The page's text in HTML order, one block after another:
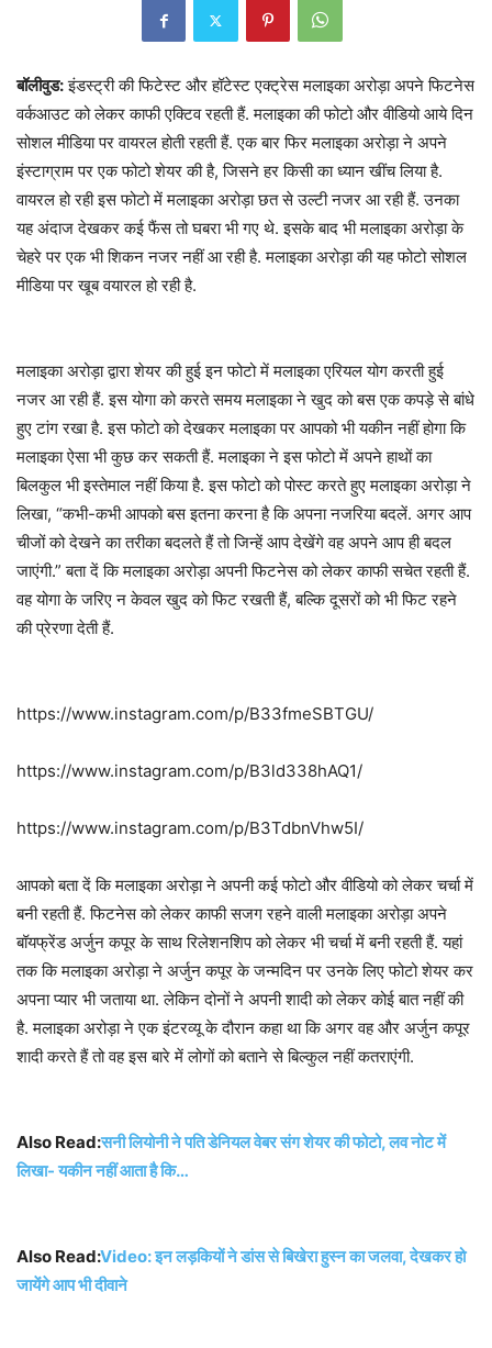
बॉलीवुड:इंडस्ट्री की फिटेस्ट और हॉटेस्ट एक्ट्रेस मलाइका अरोड़ा अपने फिटनेस
वर्कआउट को लेकर काफी एक्टिव रहती हैं. मलाइका की फोटो और वीडियो आये दिन
सोशल मीडिया पर वायरल होती रहती हैं. एक बार फिर मलाइका अरोड़ा ने अपने
इंस्टाग्राम पर एक फोटो शेयर की है, जिसने हर किसी का ध्यान खींच लिया है.
वायरल हो रही इस फोटो में मलाइका अरोड़ा छत से उल्टी नजर आ रही हैं. उनका
यह अंदाज देखकर कई फैंस तो घबरा भी गए थे. इसके बाद भी मलाइका अरोड़ा के
चेहरे पर एक भी शिकन नजर नहीं आ रही है. मलाइका अरोड़ा की यह फोटो सोशल
मीडिया पर खूब वयारल हो रही है.
मलाइका अरोड़ा द्वारा शेयर की हुई इन फोटो में मलाइका एरियल योग करती हुई
नजर आ रही हैं. इस योगा को करते समय मलाइका ने खुद को बस एक कपड़े से बांधे
हुए टांग रखा है. इस फोटो को देखकर मलाइका पर आपको भी यकीन नहीं होगा कि
मलाइका ऐसा भी कुछ कर सकती हैं. मलाइका ने इस फोटो में अपने हाथों का
बिलकुल भी इस्तेमाल नहीं किया है. इस फोटो को पोस्ट करते हुए मलाइका अरोड़ा ने
लिखा, “कभी-कभी आपको बस इतना करना है कि अपना नजरिया बदलें. अगर आप
चीजों को देखने का तरीका बदलते हैं तो जिन्हें आप देखेंगे वह अपने आप ही बदल
जाएंगी.” बता दें कि मलाइका अरोड़ा अपनी फिटनेस को लेकर काफी सचेत रहती हैं.
वह योगा के जरिए न केवल खुद को फिट रखती हैं, बल्कि दूसरों को भी फिट रहने
की प्रेरणा देती हैं.
https://www.instagram.com/p/B33fmeSBTGU/
https://www.instagram.com/p/B3ld338hAQ1/
https://www.instagram.com/p/B3TdbnVhw5I/
आपको बता दें कि मलाइका अरोड़ा ने अपनी कई फोटो और वीडियो को लेकर चर्चा में
बनी रहती हैं. फिटनेस को लेकर काफी सजग रहने वाली मलाइका अरोड़ा अपने
बॉयफ्रेंड अर्जुन कपूर के साथ रिलेशनशिप को लेकर भी चर्चा में बनी रहती हैं. यहां
तक कि मलाइका अरोड़ा ने अर्जुन कपूर के जन्मदिन पर उनके लिए फोटो शेयर कर
अपना प्यार भी जताया था. लेकिन दोनों ने अपनी शादी को लेकर कोई बात नहीं की
है. मलाइका अरोड़ा ने एक इंटरव्यू के दौरान कहा था कि अगर वह और अर्जुन कपूर
शादी करते हैं तो वह इस बारे में लोगों को बताने से बिल्कुल नहीं कतराएंगी.
Also Read:सनी लियोनी ने पति डेनियल वेबर संग शेयर की फोटो, लव नोट में
लिखा- यकीन नहीं आता है कि…
Also Read:Video: इन लड़कियों ने डांस से बिखेरा हुस्न का जलवा, देखकर हो
जायेंगे आप भी दीवाने